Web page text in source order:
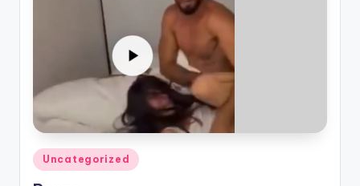
Publicado
en
Uncategorized